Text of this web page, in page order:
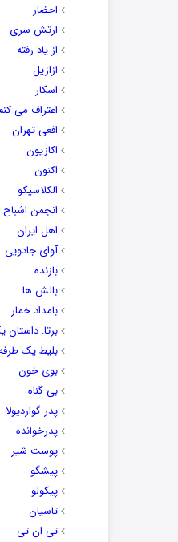
احضار
ارتش سری
از یاد رفته
ازازیل
اسکار
اعتراف می
افعی تهران
اکازیون
اکنون
الکلاسیکو
انجمن اشباح
اهل ایران
آوای جادویی
بازنده
بالش ها
بامداد خمار
برتا:
بلیط یک‌‌
بوی خون
بی گناه
پدر گواردیولا
پدرخوانده
پوست شیر
پیشگو
پیکولو
تاسیان
تی ان تی